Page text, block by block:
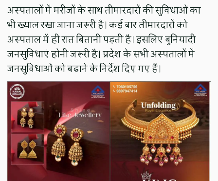
अस्पतालों में मरीजों के साथ तीमारदारों की सुविधाओं का
भी ख्याल रखा जाना जरूरी है। कई बार तीमारदारों को
अस्पताल में ही रात बितानी पड़ती है। इसलिए बुनियादी
जनसुविधाएं होनी जरूरी है। प्रदेश के सभी अस्पतालों में
जनसुविधाओं को बढाने के निर्देश दिए गए हैं।